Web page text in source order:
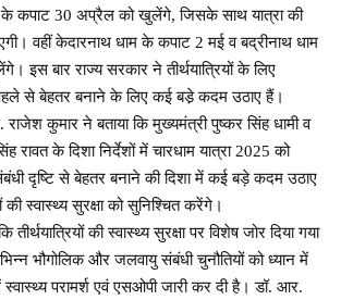
के कपाट 30 अप्रैल को खुलेंगे, जिसके साथ यात्रा की
वहीं केदारनाथ धाम के कपाट 2 मई व बद्रीनाथ धाम
इस बार राज्य सरकार ने तीर्थयात्रियों के लिए
से बेहतर बनाने के लिए कई बडे़ कदम उठाए हैं।
राजेश कुमार ने बताया कि मुख्यमंत्री पुष्कर सिंह धामी व
रावत के दिशा निर्देशों में चारधाम यात्रा 2025 को
दृष्टि से बेहतर बनाने की दिशा में कई बड़े कदम उठाए
की स्वास्थ्य सुरक्षा को सुनिश्चित करेंगे।
तीर्थयात्रियों की स्वास्थ्य सुरक्षा पर विशेष जोर दिया गया
भौगोलिक और जलवायु संबंधी चुनौतियों को ध्यान में
परामर्श एवं एसओपी जारी कर दी है। डॉ. आर.